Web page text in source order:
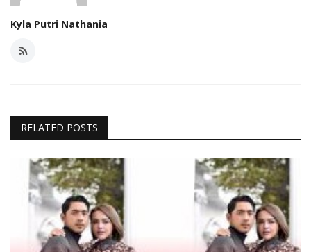
Kyla Putri Nathania
RELATED POSTS